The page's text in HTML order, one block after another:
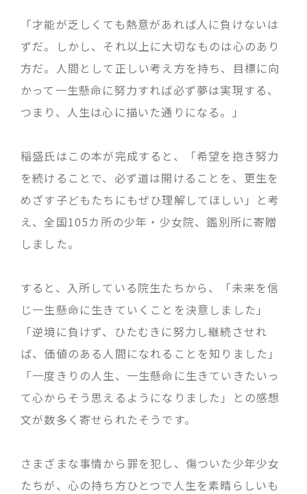
「才能が乏しくても熱意があれば人に負けないは
ずだ。しかし、それ以上に大切なものは心のあり
方だ。人間として正しい考え方を持ち、目標に向
かって一生懸命に努力すれば必ず夢は実現する、
つまり、人生は心に描いた通りになる。」
稲盛氏はこの本が完成すると、「希望を抱き努力
を続けることで、必ず道は開けることを、更生を
めざす子どもたちにもぜひ理解してほしい」と考
え、全国105カ所の少年・少女院、鑑別所に寄贈
しました。
すると、入所している院生たちから、「未来を信
じ一生懸命に生きていくことを決意しました」
「逆境に負けず、ひたむきに努力し継続させれ
ば、価値のある人間になれることを知りました」
「一度きりの人生、一生懸命に生きていきたいっ
て心からそう思えるようになりました」との感想
文が数多く寄せられたそうです。
さまざまな事情から罪を犯し、傷ついた少年少女
たちが、心の持ち方ひとつで人生を素晴らしいも